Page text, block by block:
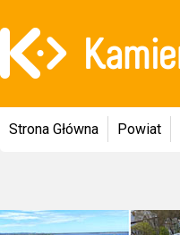
Strona Główna Powiat